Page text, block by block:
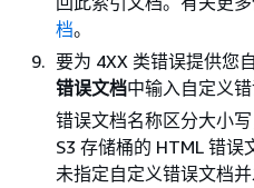
档。
要为 4XX 类错误提供您
错误文档中输入自定义错
错误文档名称区分大小
S3 存储桶的 HTML 错
未指定自定义错误文档